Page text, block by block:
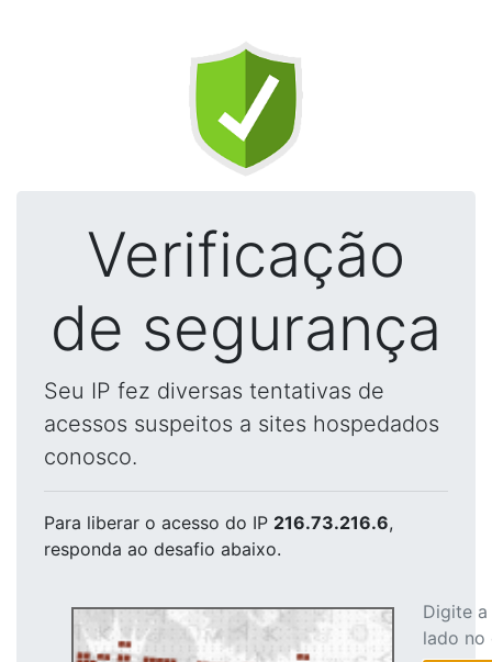
Verificação
de segurança
Seu IP fez diversas tentativas de
acessos suspeitos a sites hospedados
conosco.
Para liberar o acesso do IP 216.73.216.6,
responda ao desafio abaixo.
Digite
lado no